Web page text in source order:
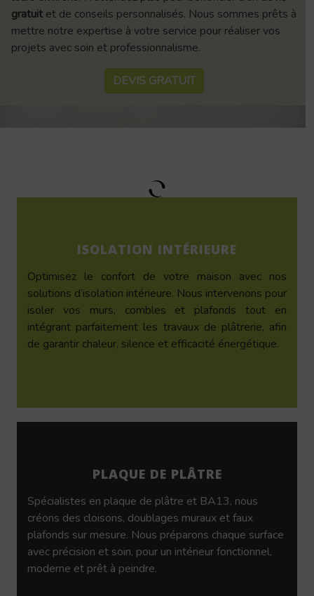
gratuit et de conseils personnalisés. Nous sommes prêts à
mettre notre expertise à votre service pour réaliser vos
projets avec soin et professionnalisme.
DEVIS GRATUIT
ISOLATION INTÉRIEURE
Optimisez le confort de votre maison avec nos
solutions d’isolation intérieure. Nous intervenons pour
isoler vos murs, combles et plafonds tout en
intégrant parfaitement les travaux de plâtrerie, afin
de garantir chaleur, silence et efficacité énergétique.
PLAQUE DE PLÂTRE
Spécialistes en plaque de plâtre et BA13, nous
créons des cloisons, doublages muraux et faux
plafonds sur mesure. Nous préparons chaque surface
avec précision et soin, pour un intérieur fonctionnel,
moderne et prêt à peindre.